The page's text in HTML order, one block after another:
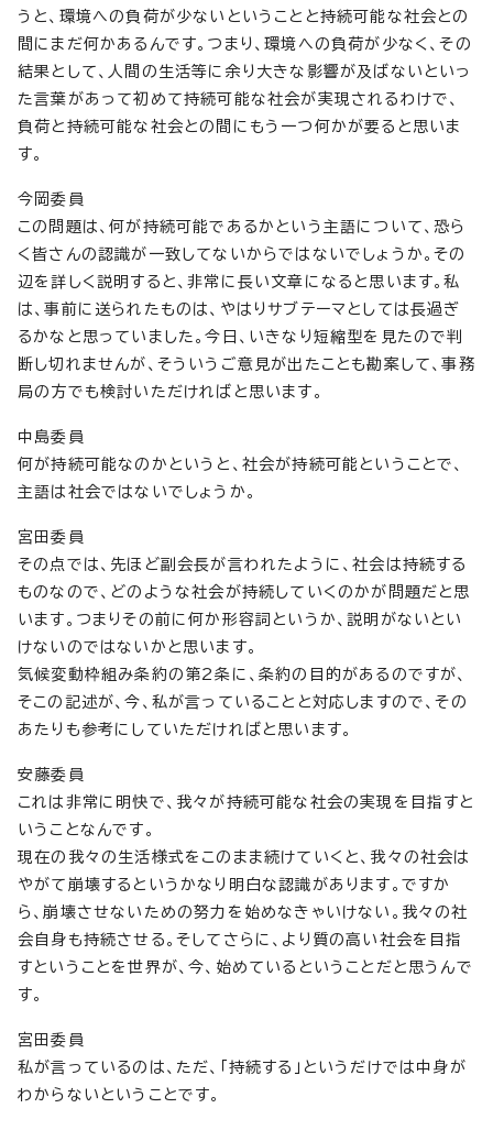
うと、環境への負荷が少ないということと持続可能な社会との
間にまだ何かあるんです。つまり、環境への負荷が少なく、その
結果として、人間の生活等に余り大きな影響が及ばないといっ
た言葉があって初めて持続可能な社会が実現されるわけで、
負荷と持続可能な社会との間にもう一つ何かが要ると思いま
す。
今岡委員
この問題は、何が持続可能であるかという主語について、恐ら
く皆さんの認識が一致してないからではないでしょうか。その
辺を詳しく説明すると、非常に長い文章になると思います。私
は、事前に送られたものは、やはりサブテーマとしては長過ぎ
るかなと思っていました。今日、いきなり短縮型を見たので判
断し切れませんが、そういうご意見が出たことも勘案して、事務
局の方でも検討いただければと思います。
中島委員
何が持続可能なのかというと、社会が持続可能ということで、
主語は社会ではないでしょうか。
宮田委員
その点では、先ほど副会長が言われたように、社会は持続する
ものなので、どのような社会が持続していくのかが問題だと思
います。つまりその前に何か形容詞というか、説明がないとい
けないのではないかと思います。
気候変動枠組み条約の第2条に、条約の目的があるのですが、
そこの記述が、今、私が言っていることと対応しますので、その
あたりも参考にしていただければと思います。
安藤委員
これは非常に明快で、我々が持続可能な社会の実現を目指すと
いうことなんです。
現在の我々の生活様式をこのまま続けていくと、我々の社会は
やがて崩壊するというかなり明白な認識があります。ですか
ら、崩壊させないための努力を始めなきゃいけない。我々の社
会自身も持続させる。そしてさらに、より質の高い社会を目指
すということを世界が、今、始めているということだと思うんで
す。
宮田委員
私が言っているのは、ただ、「持続する」というだけでは中身が
わからないということです。